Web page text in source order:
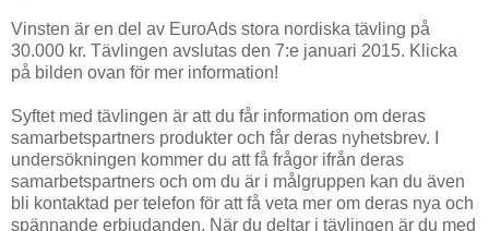
Vinsten är en del av EuroAds stora nordiska tävling på
30.000 kr. Tävlingen avslutas den 7:e januari 2015. Klicka
på bilden ovan för mer information!
Syftet med tävlingen är att du får information om deras
samarbetspartners produkter och får deras nyhetsbrev. I
undersökningen kommer du att få frågor ifrån deras
samarbetspartners och om du är i målgruppen kan du även
bli kontaktad per telefon för att få veta mer om deras nya och
spännande erbjudanden. När du deltar i tävlingen är du med